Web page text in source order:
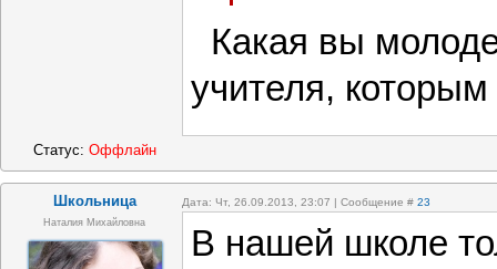
Какая вы
учителя,
Статус: Оффлайн
Школьница Дата: Чт, 26.09.2013, 23:07 | Сообщение # 23
Наталия Михайловна
В нашей школе